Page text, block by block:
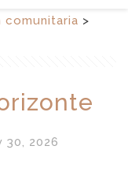
comunitaria >
30, 2026